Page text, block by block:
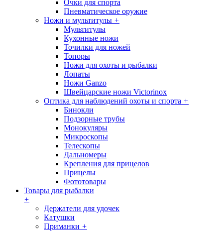
Очки для спорта
Пневматическое оружие
Ножи и мультитулы +
Мультитулы
Кухонные ножи
Точилки для ножей
Топоры
Ножи для охоты и рыбалки
Лопаты
Ножи Ganzo
Швейцарские ножи Victorinox
Оптика для наблюдений охоты и спорта +
Бинокли
Подзорные трубы
Монокуляры
Микроскопы
Телескопы
Дальномеры
Крепления для прицелов
Прицелы
Фототовары
Товары для рыбалки
+
Держатели для удочек
Катушки
Приманки +